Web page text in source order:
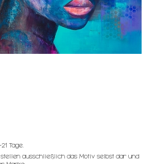
Tage.
ausschließlich das Motiv selbst dar und